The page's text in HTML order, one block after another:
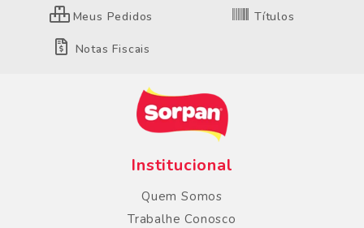
Meus Pedidos Títulos
Notas Fiscais
Institucional
Quem Somos
Trabalhe Conosco